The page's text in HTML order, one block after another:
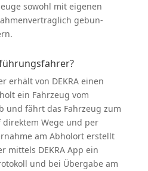
sowohl mit eigenen
gebun­
erhält von DEKRA einen
ein Fahrzeug vom
und fährt das Fahrzeug zum
direktem Wege und per
am Abholort erstellt
mittels DEKRA App ein
und bei Übergabe am